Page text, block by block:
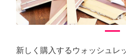
新しく購入するウォッシュレ